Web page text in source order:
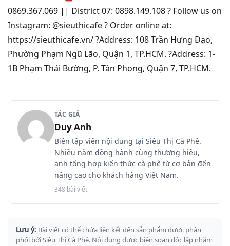
0869.367.069 || District 07: 0898.149.108 ? Follow us on
Instagram: @sieuthicafe ? Order online at:
https://sieuthicafe.vn/ ?Address: 108 Trần Hưng Đạo,
Phường Phạm Ngũ Lão, Quận 1, TP.HCM. ?Address: 1-
1B Phạm Thái Bường, P. Tân Phong, Quận 7, TP.HCM.
TÁC GIẢ
Duy Anh
Biên tập viên nội dung tại Siêu Thị Cà Phê.
Nhiều năm đồng hành cùng thương hiệu,
anh tổng hợp kiến thức cà phê từ cơ bản đến
nâng cao cho khách hàng Việt Nam.
348 bài viết
Lưu ý: Bài viết có thể chứa liên kết đến sản phẩm được phân
phối bởi Siêu Thị Cà Phê. Nội dung được biên soạn độc lập nhằm